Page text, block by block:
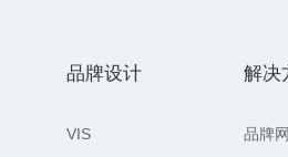
品牌设计
VIS
解决
品牌